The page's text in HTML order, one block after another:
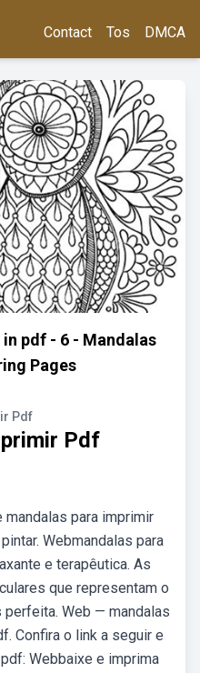
Contact Tos DMCA
pdf - 6 - Mandalas
Pages
Pdf
Pdf
para imprimir
Webmandalas para
e terapêutica. As
que representam o
Web — mandalas
Confira o link a seguir e
Webbaixe e imprima